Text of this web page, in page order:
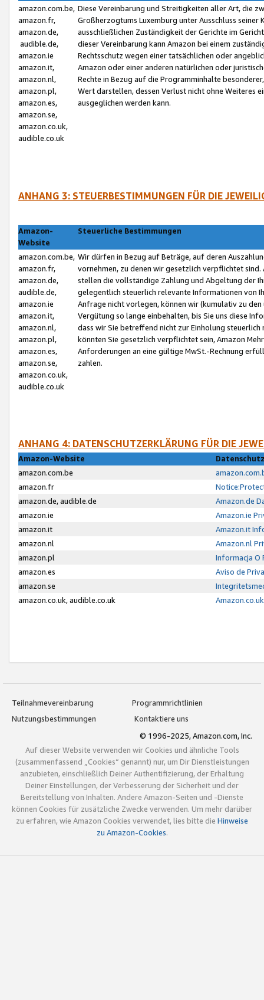
amazon.com.be,
amazon.fr,
amazon.de,
audible.de,
amazon.ie
amazon.it,
amazon.nl,
amazon.pl,
amazon.es,
amazon.se,
amazon.co.uk,
audible.co.uk
Diese Vereinbarung und Streitigkeiten aller Art, die
Großherzogtums Luxemburg unter Ausschluss
ausschließlichen Zuständigkeit der Gerichte im
dieser Vereinbarung kann Amazon bei einem
Rechtsschutz wegen einer tatsächlichen oder
Amazon oder einer anderen natürlichen oder
Rechte in Bezug auf die Programminhalte
Wert darstellen, dessen Verlust nicht ohne Weiteres
ausgeglichen werden kann.
ANHANG 3: STEUERBESTIMMUNGEN FÜR DIE
Amazon-
Website
Steuerliche Bestimmungen
amazon.com.be,
amazon.fr,
amazon.de,
audible.de,
amazon.ie
amazon.it,
amazon.nl,
amazon.pl,
amazon.es,
amazon.se,
amazon.co.uk,
audible.co.uk
Wir dürfen in Bezug auf Beträge, auf deren
vornehmen, zu denen wir gesetzlich verpflichtet
stellen die vollständige Zahlung und Abgeltung der
gelegentlich steuerlich relevante Informationen von
Anfrage nicht vorlegen, können wir (kumulativ zu
Vergütung so lange einbehalten, bis Sie uns diese
dass wir Sie betreffend nicht zur Einholung
könnten Sie gesetzlich verpflichtet sein, Amazon
Anforderungen an eine gültige MwSt.-Rechnung
zahlen.
ANHANG 4: DATENSCHUTZERKLÄRUNG FÜR DIE
Amazon-Website
amazon.com.be
amazon.fr
amazon.de, audible.de
Amazon.de
amazon.ie
Amazon.ie
amazon.it
Amazon.it
amazon.nl
Amazon.nl
amazon.pl
Informacja O
amazon.es
Aviso de
amazon.se
amazon.co.uk, audible.co.uk
Teilnahmevereinbarung
Programmrichtlinien
Nutzungsbestimmungen
Kontaktiere uns
© 1996-2025, Amazon.com, Inc.
Auf dieser Website verwenden wir Cookies und ähnliche Tools
(zusammenfassend „Cookies“ genannt) nur, um Dir Dienstleistungen
anzubieten, einschließlich Deiner Authentifizierung, der Erhaltung
Deiner Einstellungen, der Verbesserung der Sicherheit und der
Bereitstellung von Inhalten. Andere Amazon-Seiten und -Dienste
können Cookies für zusätzliche Zwecke verwenden. Um mehr darüber
zu erfahren, wie Amazon Cookies verwendet, lies bitte die Hinweise
zu Amazon-Cookies.